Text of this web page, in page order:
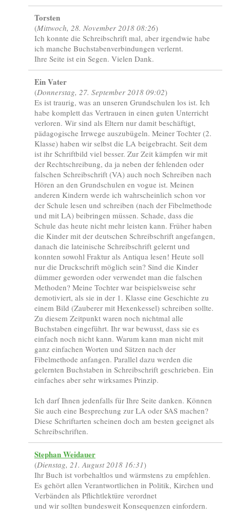
Torsten
(Mittwoch, 28. November 2018 08:26)
Ich konnte die Schreibschrift mal, aber irgendwie habe
ich manche Buchstabenverbindungen verlernt.
Ihre Seite ist ein Segen. Vielen Dank.
Ein Vater
(Donnerstag, 27. September 2018 09:02)
Es ist traurig, was an unseren Grundschulen los ist. Ich
habe komplett das Vertrauen in einen guten Unterricht
verloren. Wir sind als Eltern nur damit beschäftigt,
pädagogische Irrwege auszubügeln. Meiner Tochter (2.
Klasse) haben wir selbst die LA beigebracht. Seit dem
ist ihr Schriftbild viel besser. Zur Zeit kämpfen wir mit
der Rechtschreibung, da ja neben der fehlenden oder
falschen Schreibschrift (VA) auch noch Schreiben nach
Hören an den Grundschulen en vogue ist. Meinen
anderen Kindern werde ich wahrscheinlich schon vor
der Schule lesen und schreiben (nach der Fibelmethode
und mit LA) beibringen müssen. Schade, dass die
Schule das heute nicht mehr leisten kann. Früher haben
die Kinder mit der deutschen Schreibschrift angefangen,
danach die lateinische Schreibschrift gelernt und
konnten sowohl Fraktur als Antiqua lesen! Heute soll
nur die Druckschrift möglich sein? Sind die Kinder
dümmer geworden oder verwendet man die falschen
Methoden? Meine Tochter war beispielsweise sehr
demotiviert, als sie in der 1. Klasse eine Geschichte zu
einem Bild (Zauberer mit Hexenkessel) schreiben sollte.
Zu diesem Zeitpunkt waren noch nichtmal alle
Buchstaben eingeführt. Ihr war bewusst, dass sie es
einfach noch nicht kann. Warum kann man nicht mit
ganz einfachen Worten und Sätzen nach der
Fibelmethode anfangen. Parallel dazu werden die
gelernten Buchstaben in Schreibschrift geschrieben. Ein
einfaches aber sehr wirksames Prinzip.
Ich darf Ihnen jedenfalls für Ihre Seite danken. Können
Sie auch eine Besprechung zur LA oder SAS machen?
Diese Schriftarten scheinen doch am besten geeignet als
Schreibschriften.
Stephan Weidauer
(Dienstag, 21. August 2018 16:31)
Ihr Buch ist vorbehaltlos und wärmstens zu empfehlen.
Es gehört allen Verantwortlichen in Politik, Kirchen und
Verbänden als Pflichtlektüre verordnet
und wir sollten bundesweit Konsequenzen einfordern.